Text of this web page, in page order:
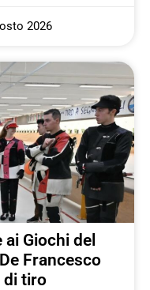
2026
Giochi del
Francesco
di tiro